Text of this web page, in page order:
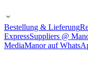
Bestellung & Lieferung
ExpressSuppliers @
MediaManor auf